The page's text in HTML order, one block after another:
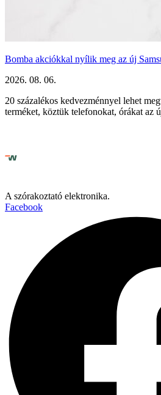
Bomba akciókkal nyílik meg az új
2026. 08. 06.
20 százalékos kedvezménnyel lehet
terméket, köztük telefonokat, órákat az
A szórakoztató elektronika.
Facebook